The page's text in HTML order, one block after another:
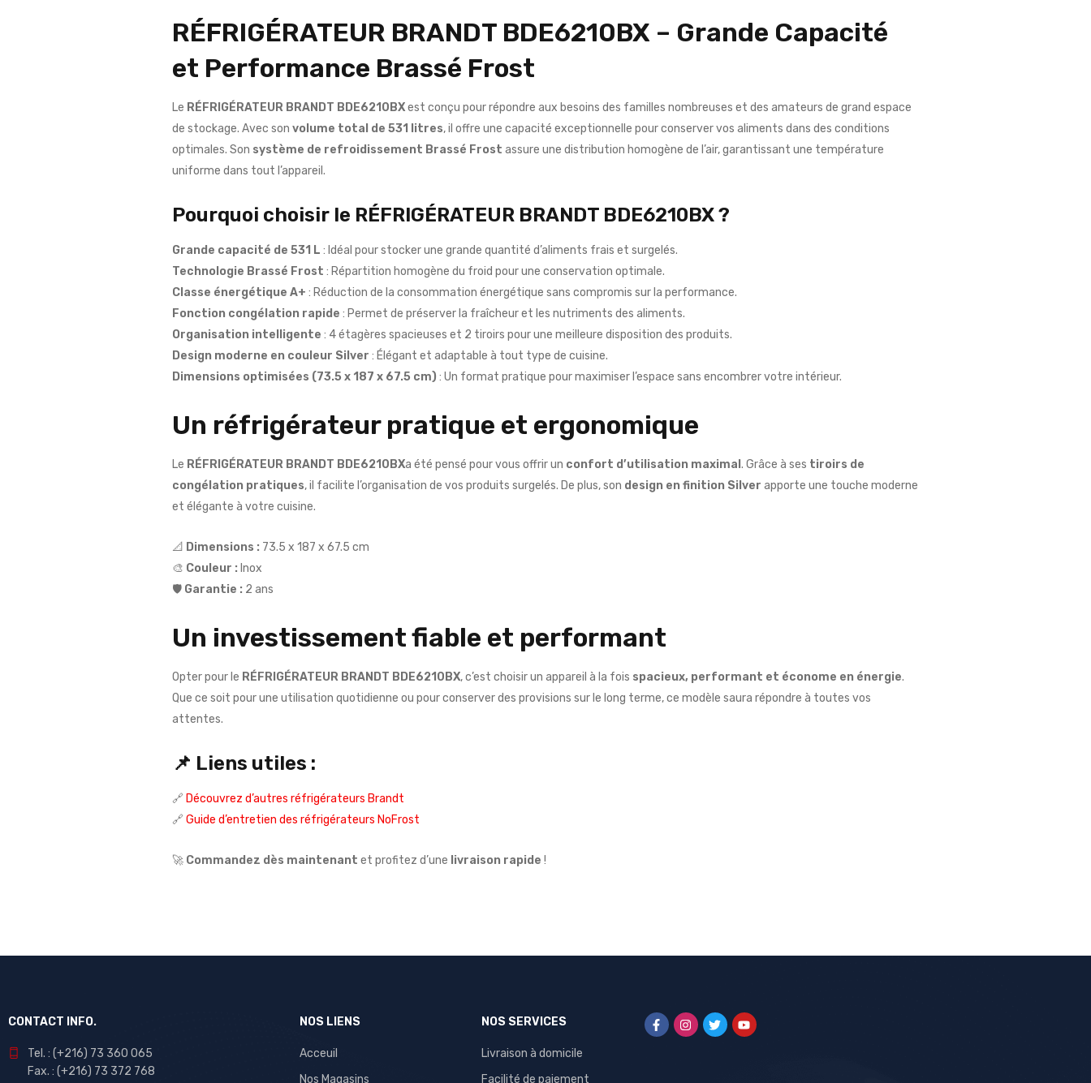
RÉFRIGÉRATEUR BRANDT BDE6210BX – Grande Capacité
et Performance Brassé Frost
Le RÉFRIGÉRATEUR BRANDT BDE6210BXest conçu pour répondre aux besoins des familles nombreuses et des amateurs de grand espace
de stockage. Avec son volume total de 531 litres, il offre une capacité exceptionnelle pour conserver vos aliments dans des conditions
optimales. Son système de refroidissement Brassé Frost assure une distribution homogène de l’air, garantissant une température
uniforme dans tout l’appareil.
Pourquoi choisir le RÉFRIGÉRATEUR BRANDT BDE6210BX ?
Grande capacité de 531 L : Idéal pour stocker une grande quantité d’aliments frais et surgelés.
Technologie Brassé Frost : Répartition homogène du froid pour une conservation optimale.
Classe énergétique A+ : Réduction de la consommation énergétique sans compromis sur la performance.
Fonction congélation rapide : Permet de préserver la fraîcheur et les nutriments des aliments.
Organisation intelligente : 4 étagères spacieuses et 2 tiroirs pour une meilleure disposition des produits.
Design moderne en couleur Silver : Élégant et adaptable à tout type de cuisine.
Dimensions optimisées (73.5 x 187 x 67.5 cm) : Un format pratique pour maximiser l’espace sans encombrer votre intérieur.
Un réfrigérateur pratique et ergonomique
Le RÉFRIGÉRATEUR BRANDT BDE6210BXa été pensé pour vous offrir un confort d’utilisation maximal . Grâce à ses tiroirs de
congélation pratiques, il facilite l’organisation de vos produits surgelés. De plus, son design en finition Silver apporte une touche moderne
et élégante à votre cuisine.
📐 Dimensions : 73.5 x 187 x 67.5 cm
🎨 Couleur : Inox
🛡️ Garantie : 2 ans
Un investissement fiable et performant
Opter pour le RÉFRIGÉRATEUR BRANDT BDE6210BX, c’est choisir un appareil à la fois spacieux, performant et économe en énergie.
Que ce soit pour une utilisation quotidienne ou pour conserver des provisions sur le long terme, ce modèle saura répondre à toutes vos
attentes.
📌 Liens utiles :
🔗 Découvrez d’autres réfrigérateurs Brandt
🔗 Guide d’entretien des réfrigérateurs NoFrost
🚀 Commandez dès maintenant et profitez d’une livraison rapide !
CONTACT INFO.
Tel. : (+216) 73 360 065
Fax. : (+216) 73 372 768
NOS LIENS
Acceuil
Nos Magasins
NOS SERVICES
Livraison à domicile
Facilité de paiement